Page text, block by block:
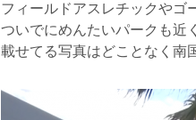
フィールドアスレチックやゴ
ついでにめんたいパークも近
載せてる写真はどことなく南